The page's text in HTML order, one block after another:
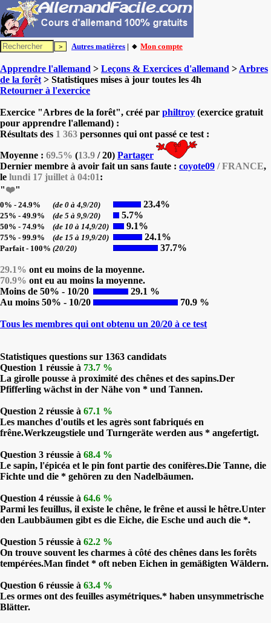
Autres matières | 🔸 Mon compte
Apprendre l'allemand > Leçons & Exercices d'allemand > Arbres
de la forêt > Statistiques mises à jour toutes les 4h
Retourner à l'exercice
Exercice "Arbres de la forêt", créé par philtroy (exercice gratuit
pour apprendre l'allemand) :
Résultats des 1 363 personnes qui ont passé ce test :
Moyenne : 69.5% (13.9 / 20) Partager
Dernier membre à avoir fait un sans faute : coyote09 / FRANCE,
le lundi 17 juillet à 04:01:
"❤️"
0% - 24.9% (de 0 à 4,9/20) 23.4%
25% - 49.9% (de 5 à 9,9/20) 5.7%
50% - 74.9% (de 10 à 14,9/20) 9.1%
75% - 99.9% (de 15 à 19,9/20) 24.1%
Parfait - 100% (20/20) 37.7%
29.1% ont eu moins de la moyenne.
70.9% ont eu au moins la moyenne.
Moins de 50% - 10/20
29.1 %
Au moins 50% - 10/20
70.9 %
Tous les membres qui ont obtenu un 20/20 à ce test
Statistiques questions sur 1363 candidats
Question 1 réussie à 73.7 %
La girolle pousse à proximité des chênes et des sapins.Der
Pfifferling wächst in der Nähe von * und Tannen.
Question 2 réussie à 67.1 %
Les manches d'outils et les agrès sont fabriqués en
frêne.Werkzeugstiele und Turngeräte werden aus * angefertigt.
Question 3 réussie à 68.4 %
Le sapin, l'épicéa et le pin font partie des conifères.Die Tanne, die
Fichte und die * gehören zu den Nadelbäumen.
Question 4 réussie à 64.6 %
Parmi les feuillus, il existe le chêne, le frêne et aussi le hêtre.Unter
den Laubbäumen gibt es die Eiche, die Esche und auch die *.
Question 5 réussie à 62.2 %
On trouve souvent les charmes à côté des chênes dans les forêts
tempérées.Man findet * oft neben Eichen in gemäßigten Wäldern.
Question 6 réussie à 63.4 %
Les ormes ont des feuilles asymétriques.* haben unsymmetrische
Blätter.